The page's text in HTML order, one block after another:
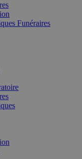
Funéraires